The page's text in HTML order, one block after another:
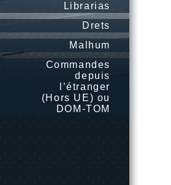
Librarias
Drets
Malhum
Commandes
depuis
l’étranger
(Hors UE) ou
DOM-TOM